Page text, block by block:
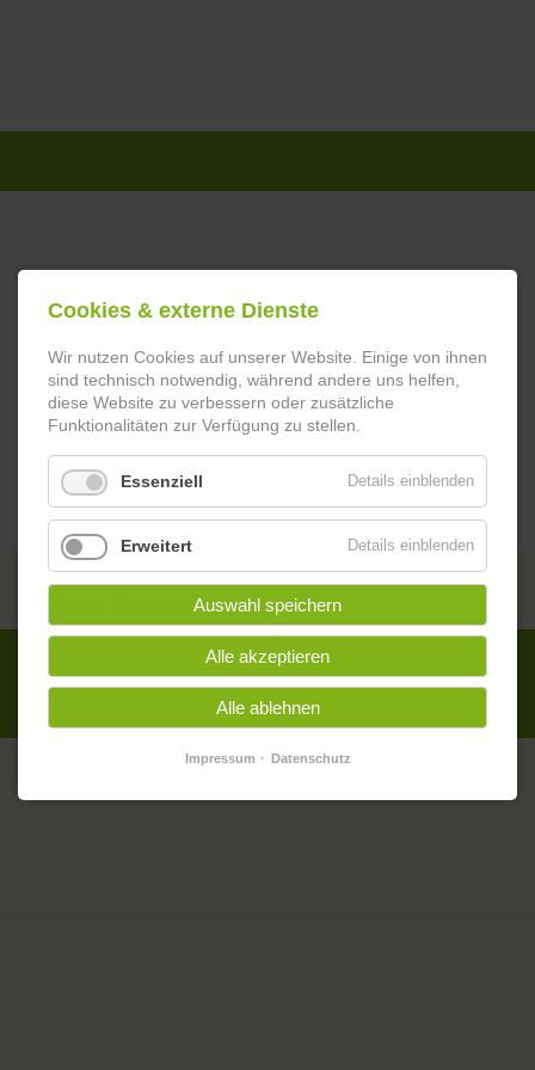
oskar. DAS BEGEGNUNGSZENTRUM IN DER GARTENSTADT
Impressum|Datenschutz
Privatsphäre-Einstellungen ändern
Cookies & externe Dienste
Wir nutzen Cookies auf unserer Website. Einige von ihnen
sind technisch notwendig, während andere uns helfen,
diese Website zu verbessern oder zusätzliche
Funktionalitäten zur Verfügung zu stellen.
Essenziell Details einblenden
Erweitert Details einblenden
Auswahl speichern
Alle akzeptieren
Alle ablehnen
Impressum Datenschutz